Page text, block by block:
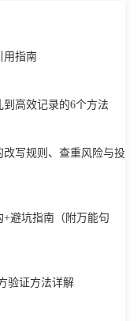
用指南
高效记录的6个方法
写规则、查重风险与投
避坑指南（附万能句
验证方法详解